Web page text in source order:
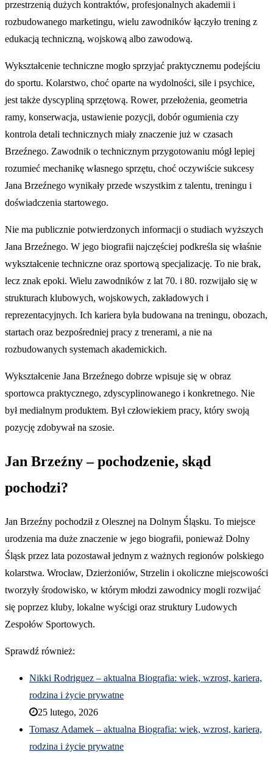
przestrzenią dużych kontraktów, profesjonalnych akademii i
rozbudowanego marketingu, wielu zawodników łączyło trening z
edukacją techniczną, wojskową albo zawodową.
Wykształcenie techniczne mogło sprzyjać praktycznemu podejściu
do sportu. Kolarstwo, choć oparte na wydolności, sile i psychice,
jest także dyscypliną sprzętową. Rower, przełożenia, geometria
ramy, konserwacja, ustawienie pozycji, dobór ogumienia czy
kontrola detali technicznych miały znaczenie już w czasach
Brzeźnego. Zawodnik o technicznym przygotowaniu mógł lepiej
rozumieć mechanikę własnego sprzętu, choć oczywiście sukcesy
Jana Brzeźnego wynikały przede wszystkim z talentu, treningu i
doświadczenia startowego.
Nie ma publicznie potwierdzonych informacji o studiach wyższych
Jana Brzeźnego. W jego biografii najczęściej podkreśla się właśnie
wykształcenie techniczne oraz sportową specjalizację. To nie brak,
lecz znak epoki. Wielu zawodników z lat 70. i 80. rozwijało się w
strukturach klubowych, wojskowych, zakładowych i
reprezentacyjnych. Ich kariera była budowana na treningu, obozach,
startach oraz bezpośredniej pracy z trenerami, a nie na
rozbudowanych systemach akademickich.
Wykształcenie Jana Brzeźnego dobrze wpisuje się w obraz
sportowca praktycznego, zdyscyplinowanego i konkretnego. Nie
był medialnym produktem. Był człowiekiem pracy, który swoją
pozycję zdobywał na szosie.
Jan Brzeźny – pochodzenie, skąd
pochodzi?
Jan Brzeźny pochodził z Olesznej na Dolnym Śląsku. To miejsce
urodzenia ma duże znaczenie w jego biografii, ponieważ Dolny
Śląsk przez lata pozostawał jednym z ważnych regionów polskiego
kolarstwa. Wrocław, Dzierżoniów, Strzelin i okoliczne miejscowości
tworzyły środowisko, w którym młodzi zawodnicy mogli rozwijać
się poprzez kluby, lokalne wyścigi oraz struktury Ludowych
Zespołów Sportowych.
Sprawdź również:
Nikki Rodriguez – aktualna Biografia: wiek, wzrost, kariera,
rodzina i życie prywatne
25 lutego, 2026
Tomasz Adamek – aktualna Biografia: wiek, wzrost, kariera,
rodzina i życie prywatne